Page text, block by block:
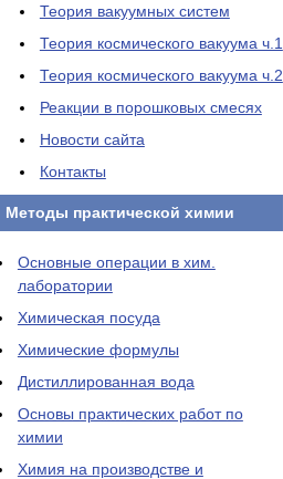
Теория вакуумных систем
Теория космического вакуума ч.1
Теория космического вакуума ч.2
Реакции в порошковых смесях
Новости сайта
Контакты
Методы практической химии
Основные операции в хим.
лаборатории
Химическая посуда
Химические формулы
Дистиллированная вода
Основы практических работ по
химии
Химия на производстве и